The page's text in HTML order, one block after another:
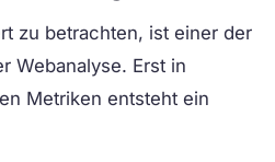
zu betrachten, ist einer der
Webanalyse. Erst in
Metriken entsteht ein